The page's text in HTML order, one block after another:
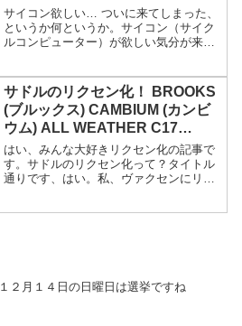
サイコン欲しい… ついに来てしまった、
というか何というか。サイコン（サイク
ルコンピューター）が欲しい気分が来て
通勤で自転車使うんですが、腕時計しな
い人なので、通勤中に時...
サドルのリクセン化！ BROOKS
(ブルックス) CAMBIUM (カンビ
ウム) ALL WEATHER C17
CARVED サドルを簡易リアキャ
リアに。
はい、みんな大好きリクセン化の記事で
す。サドルのリクセン化って？タイトル
通りです、はい。私、ヴァクセンにリア
１２月１４日の日曜日は選挙ですね